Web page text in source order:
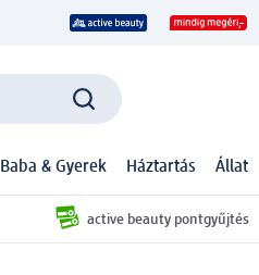
Baba & Gyerek Háztartás Állat
active beauty pontgyűjtés